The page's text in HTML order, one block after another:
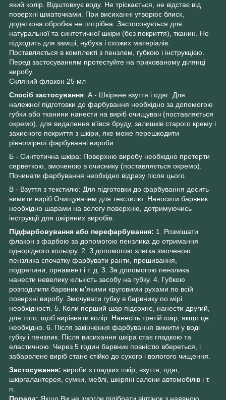
який колір. Відштовхує воду. Не тріскається, не відстає від
поверхні шматочками. При висиханні утворює блиск,
додаткова обробка не потрібна. Застосовується для
натуральної та синтетичної шкіри (без покриття), тканин. Не
підходить для замші, нубука і схожих матеріалів.
Поставляється в комплекті з пензлем, губкою і інструкцією.
Перед застосуванням протестуйте на прихованому ділянці
виробу.
Скляний флакон 25 мл
Спосіб застосування: А - Шкіряне взуття і одяг: Для
належної підготовки до фарбування необхідно за допомогою
губки або тканини нанести на виріб очищувач (поставляється
окремо), для видалення в'ївся бруду, залишків старого крему і
захисного покриття з шкіри, яке може перешкодити
рівномірної фарбуванні вироби.
Б - Синтетична шкіра: Поверхню виробу необхідно протерти
серветкою, змоченою в очиснику (поставляється окремо).
Починати фарбування необхідно відразу після цього.
В - Взуття з текстилю: Для підготовки до фарбування досить
вимити виріб Очищувачем для текстилю. Наносити барвник
необхідно шарами на вологу поверхню, дотримуючись
інструкції для шкіряних виробів.
Підфарбовування або перефарбування: 1. Розмішати
флакон з фарбою за допомогою пензлика до отримання
однорідного кольору. 2. З допомогою злегка змоченою
пензлика спочатку фарбувати ранти, прошивання,
подряпини, орнамент і т. д. 3. За допомогою пензлика
нанести невелику кількість засобу на губку. 4. Губкою
розподілити барвник м'якими круговими рухами по всій
поверхні виробу. Змочувати губку в барвнику по мірі
необхідності. 5. Коли перший шар підсохне, нанести другий,
для того, щоб вирівняти колір. Нанесіть третій шар, якщо це
необхідно. 6. Після закінчення фарбування вимити у воді
губку і пензлик. Після висихання шкіра стає гладкою та
еластичною. Через 5 годин барвник повністю вбереться, і
забарвлене виріб стане стійко до сухого і вологого чищення.
Застосування: вироби з гладких шкір, взуття, одяг,
шкіргалантерея, сумки, меблі, шкіряні салони автомобілів і т.
п.